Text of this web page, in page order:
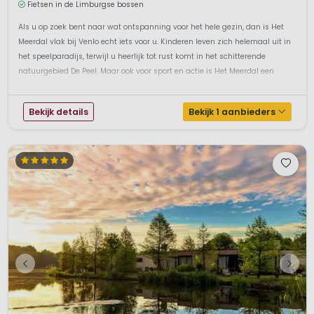
Fietsen in de Limburgse bossen
Als u op zoek bent naar wat ontspanning voor het hele gezin, dan is Het
Meerdal vlak bij Venlo echt iets voor u. Kinderen leven zich helemaal uit in
het speelparadijs, terwijl u heerlijk tot rust komt in het schitterende
natuurgebied De Peel. Maar ook voor sport en actie is Het Meerdal een
Bekijk details Bekijk 1 aanbieders